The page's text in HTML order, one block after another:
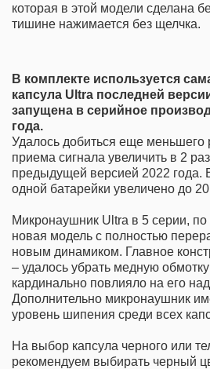
которая в этой модели сделана
тишине нажимается без щелчка.
В комплекте используется
капсула Ultra последней
запущена в серийное
года.
Удалось добиться еще меньшего
приема сигнала увеличить в 2
предыдущей версией 2022 года.
одной батарейки увеличено до
Микронаушник Ultra в 5 серии,
новая модель с полностью
новым динамиком. Главное
– удалось убрать медную
кардинально повлияло на его
Дополнительно микронаушник
уровень шипения среди всех
На выбор капсула черного или
рекомендуем выбирать черный